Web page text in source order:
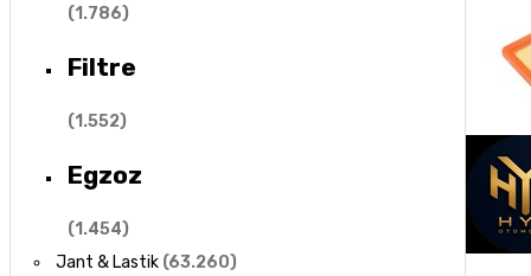
(1.786)
Filtre
(1.552)
Egzoz
(1.454)
Jant & Lastik (63.260)